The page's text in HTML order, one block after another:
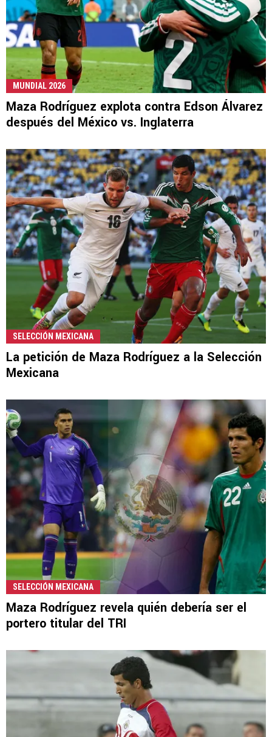
MUNDIAL 2026
Maza Rodríguez explota contra Edson Álvarez
después del México vs. Inglaterra
SELECCIÓN MEXICANA
La petición de Maza Rodríguez a la Selección
Mexicana
SELECCIÓN MEXICANA
Maza Rodríguez revela quién debería ser el
portero titular del TRI